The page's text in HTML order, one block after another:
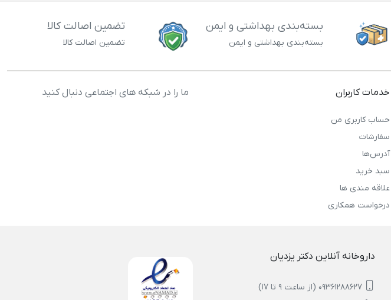
بسته‌بندی بهداشتی و ایمن
بسته‌بندی بهداشتی و ایمن
تضمین اصالت کالا
تضمین اصالت کالا
خدمات کاربران
حساب کاربری من
سفارشات
آدرس‌ها
سبد خرید
علاقه مندی ها
درخواست همکاری
ما را در شبکه های اجتماعی دنبال کنید
داروخانه آنلاین دکتر یزدیان
09361288627 (از ساعت 9 تا 17)